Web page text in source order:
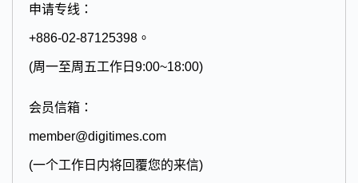
申请专线：
+886-02-87125398。
(周一至周五工作日9:00~18:00)
会员信箱：
member@digitimes.com
(一个工作日内将回覆您的来信)